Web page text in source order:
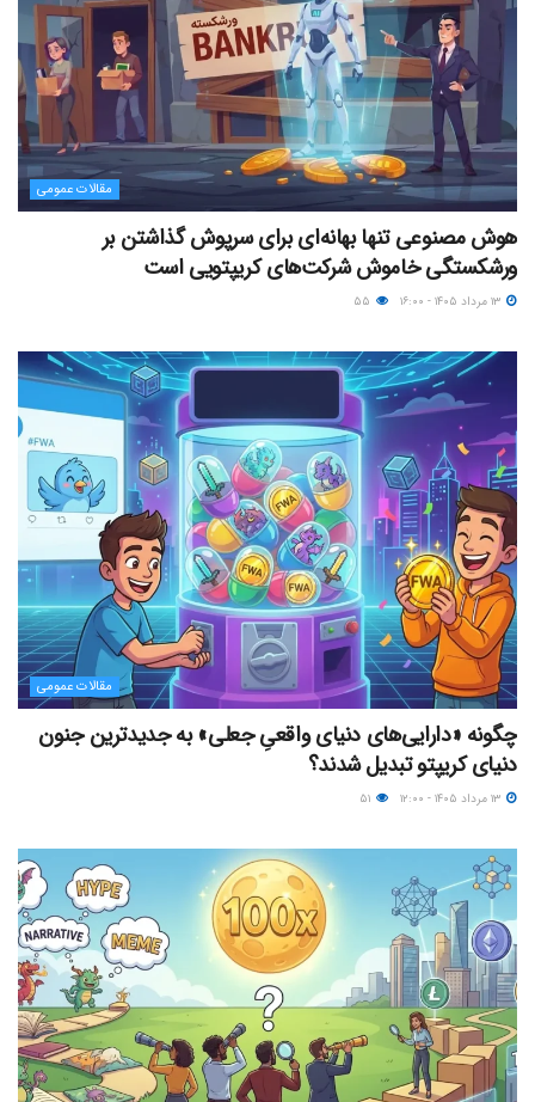
مقالات عمومی
هوش مصنوعی تنها بهانه‌ای برای سرپوش گذاشتن بر
ورشکستگی خاموش شرکت‌های کریپتویی است
مقالات عمومی
چگونه «دارایی‌های دنیای واقعیِ جعلی» به جدیدترین جنون
دنیای کریپتو تبدیل شدند؟